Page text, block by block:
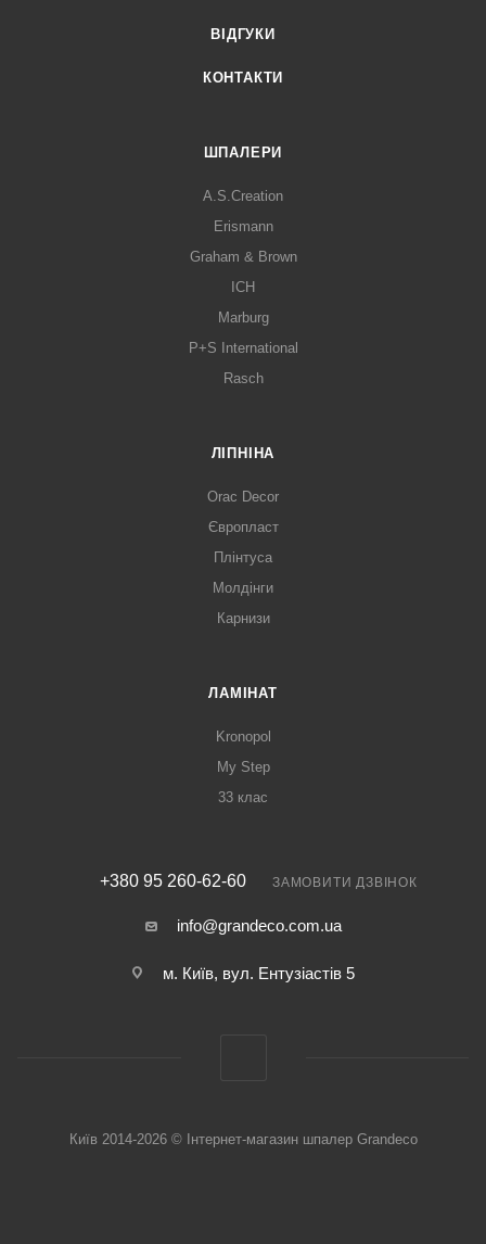
ВІДГУКИ
КОНТАКТИ
ШПАЛЕРИ
A.S.Creation
Erismann
Graham & Brown
ICH
Marburg
P+S International
Rasch
ЛІПНІНА
Orac Decor
Європласт
Плінтуса
Молдінги
Карнизи
ЛАМІНАТ
Kronopol
My Step
33 клас
+380 95 260-62-60 ЗАМОВИТИ ДЗВІНОК
info@grandeco.com.ua
м. Київ, вул. Ентузіастів 5
Київ 2014-2026 © Інтернет-магазин шпалер Grandeco